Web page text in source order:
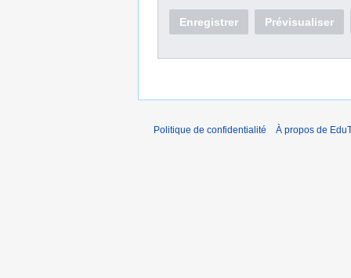
Enregistrer Prévisualiser
Politique de confidentialité À propos de